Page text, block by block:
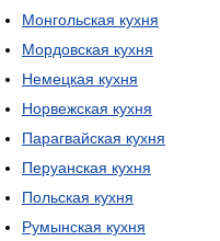
Монгольская кухня
Мордовская кухня
Немецкая кухня
Норвежская кухня
Парагвайская кухня
Перуанская кухня
Польская кухня
Румынская кухня